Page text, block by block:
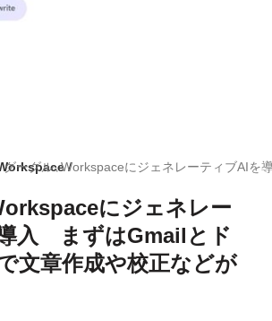
グーグル、WorkspaceにジェネレーティブAI
にジェネレー
入 まずはGmailとド
文章作成や校正などが